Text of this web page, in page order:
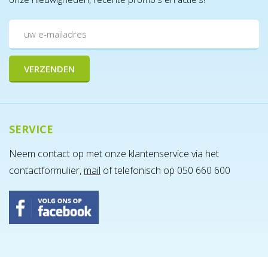
SERVICE
Neem contact op met onze klantenservice via het
contactformulier, mail of telefonisch op 050 660 600